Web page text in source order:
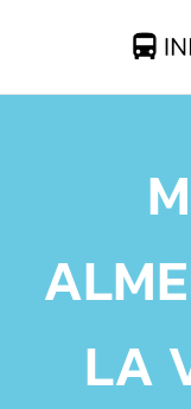
LA